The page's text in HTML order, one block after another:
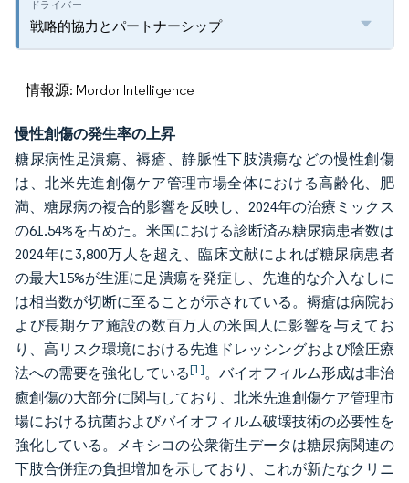
戦略的協力とパートナーシップ
情報源: Mordor Intelligence
慢性創傷の発生率の上昇
糖尿病性足潰瘍、褥瘡、静脈性下肢潰瘍などの慢性創傷
は、北米先進創傷ケア管理市場全体における高齢化、肥
満、糖尿病の複合的影響を反映し、2024年の治療ミックス
の61.54%を占めた。米国における診断済み糖尿病患者数は
2024年に3,800万人を超え、臨床文献によれば糖尿病患者
の最大15%が生涯に足潰瘍を発症し、先進的な介入なしに
は相当数が切断に至ることが示されている。褥瘡は病院お
よび長期ケア施設の数百万人の米国人に影響を与えてお
り、高リスク環境における先進ドレッシングおよび陰圧療
法への需要を強化している[1]。バイオフィルム形成は非治
癒創傷の大部分に関与しており、北米先進創傷ケア管理市
場における抗菌およびバイオフィルム破壊技術の必要性を
強化している。メキシコの公衆衛生データは糖尿病関連の
下肢合併症の負担増加を示しており、これが新たなクリニ